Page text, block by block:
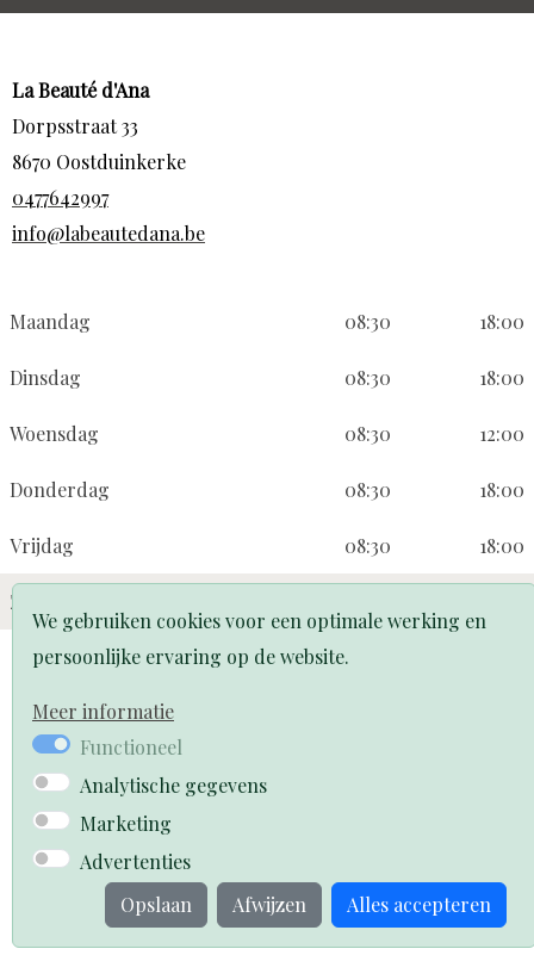
La Beauté d'Ana
Dorpsstraat 33
8670 Oostduinkerke
0477642997
info@labeautedana.be
Maandag 08:30 18:00
Dinsdag 08:30 18:00
Woensdag 08:30 12:00
Donderdag 08:30 18:00
Vrijdag 08:30 18:00
Zaterdag
Privacyverklaring
We gebruiken cookies voor een optimale werking en
persoonlijke ervaring op de website.
Meer informatie
Functioneel
Analytische gegevens
Marketing
Advertenties
Alles accepteren
Afwijzen
Opslaan